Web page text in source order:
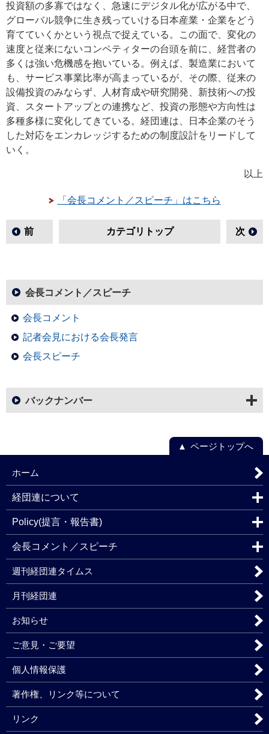
投資額の多寡ではなく、急速にデジタル化が広がる中で、
グローバル競争に生き残っていける日本産業・企業をどう
育てていくかという視点で捉えている。この面で、変化の
速度と従来にないコンペティターの台頭を前に、経営者の
多くは強い危機感を抱いている。例えば、製造業において
も、サービス事業比率が高まっているが、その際、従来の
設備投資のみならず、人材育成や研究開発、新技術への投
資、スタートアップとの連携など、投資の形態や方向性は
多種多様に変化してきている。経団連は、日本企業のそう
した対応をエンカレッジするための制度設計をリードして
いく。
以上
「会長コメント／スピーチ」はこちら
前 カテゴリトップ 次
会長コメント／スピーチ
会長コメント
記者会見における会長発言
会長スピーチ
バックナンバー
ページトップへ
ホーム
経団連について
Policy(提言・報告書)
会長コメント／スピーチ
週刊経団連タイムス
月刊経団連
お知らせ
ご意見・ご要望
個人情報保護
著作権、リンク等について
リンク